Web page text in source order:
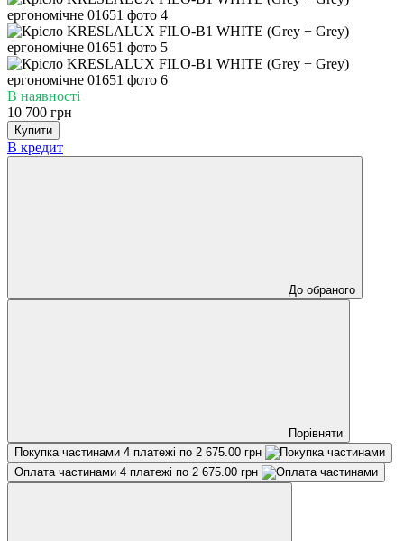
В наявності
10 700 грн
Купити
В кредит
До обраного
Порівняти
Покупка частинами 4 платежі по 2 675.00 грн
Оплата частинами 4 платежі по 2 675.00 грн